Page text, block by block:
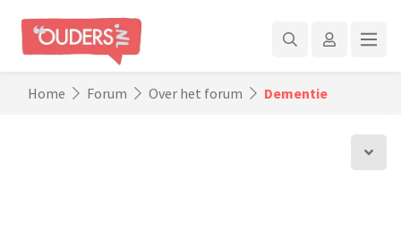
Home Forum Over het forum Dementie